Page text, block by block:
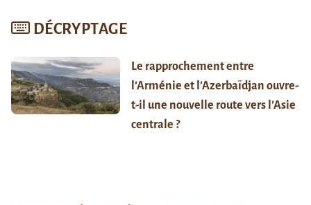
DÉCRYPTAGE
Le rapprochement entre
l’Arménie et l’Azerbaïdjan ouvre-
t-il une nouvelle route vers l’Asie
centrale ?